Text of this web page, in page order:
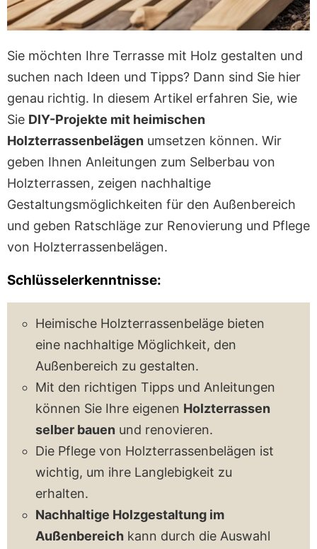
Sie möchten Ihre Terrasse mit Holz gestalten und
suchen nach Ideen und Tipps? Dann sind Sie hier
genau richtig. In diesem Artikel erfahren Sie, wie
Sie DIY-Projekte mit heimischen
Holzterrassenbelägen umsetzen können. Wir
geben Ihnen Anleitungen zum Selberbau von
Holzterrassen, zeigen nachhaltige
Gestaltungsmöglichkeiten für den Außenbereich
und geben Ratschläge zur Renovierung und Pflege
von Holzterrassenbelägen.
Schlüsselerkenntnisse:
Heimische Holzterrassenbeläge bieten
eine nachhaltige Möglichkeit, den
Außenbereich zu gestalten.
Mit den richtigen Tipps und Anleitungen
können Sie Ihre eigenen Holzterrassen
selber bauen und renovieren.
Die Pflege von Holzterrassenbelägen ist
wichtig, um ihre Langlebigkeit zu
erhalten.
Nachhaltige Holzgestaltung im
Außenbereich kann durch die Auswahl